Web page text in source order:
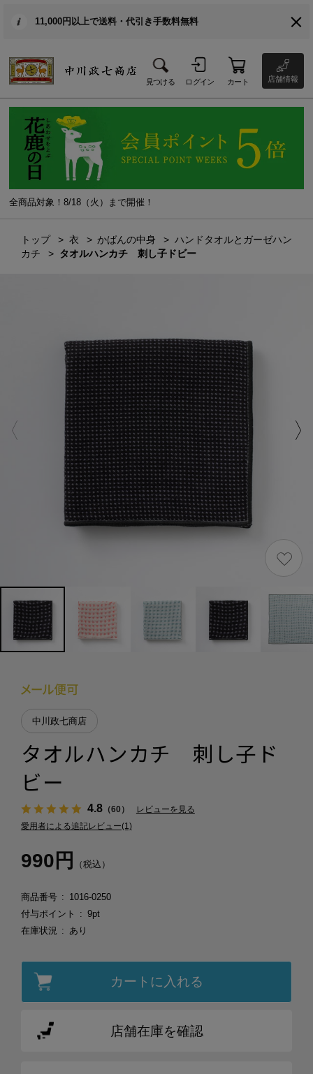
11,000円以上で送料・代引き手数料無料
見つける ログイン カート 店舗情報
全商品対象！8/18（火）まで開催！
トップ 衣 かばんの中身
ハンドタオルとガーゼハン
カチ
タオルハンカチ 刺し子ドビー
中川政七商店
タオルハンカチ 刺し子ド
ビー
4.8（60）
レビューを見る
愛用者による追記レビュー(1)
990円 （税込）
商品番号
1016-0250
付与ポイント
9pt
在庫状況
あり
カートに入れる
店舗在庫を確認